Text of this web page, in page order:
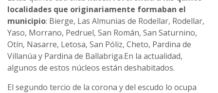
localidades que originariamente formaban el
municipio: Bierge, Las Almunias de Rodellar, Rodellar,
Yaso, Morrano, Pedruel, San Román, San Saturnino,
Otín, Nasarre, Letosa, San Póliz, Cheto, Pardina de
Villanúa y Pardina de Ballabriga.En la actualidad,
algunos de estos núcleos están deshabitados.
El segundo tercio de la corona y del escudo lo ocupa